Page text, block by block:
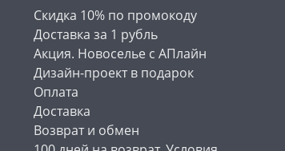
Скидка 10% по промокоду
Доставка за 1 рубль
Акция. Новоселье с АПлайн
Дизайн-проект в подарок
Оплата
Доставка
Возврат и обмен